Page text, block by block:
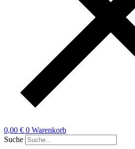
0,00 € 0 Warenkorb
Suche